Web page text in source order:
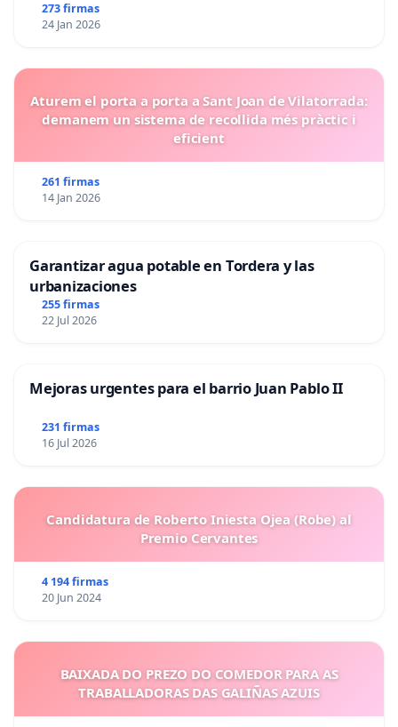
273 firmas
24 Jan 2026
Aturem el porta a porta a Sant Joan de Vilatorrada:
demanem un sistema de recollida més pràctic i
eficient
261 firmas
14 Jan 2026
Garantizar agua potable en Tordera y las
urbanizaciones
255 firmas
22 Jul 2026
Mejoras urgentes para el barrio Juan Pablo II
231 firmas
16 Jul 2026
Candidatura de Roberto Iniesta Ojea (Robe) al
Premio Cervantes
4 194 firmas
20 Jun 2024
BAIXADA DO PREZO DO COMEDOR PARA AS
TRABALLADORAS DAS GALIÑAS AZUIS